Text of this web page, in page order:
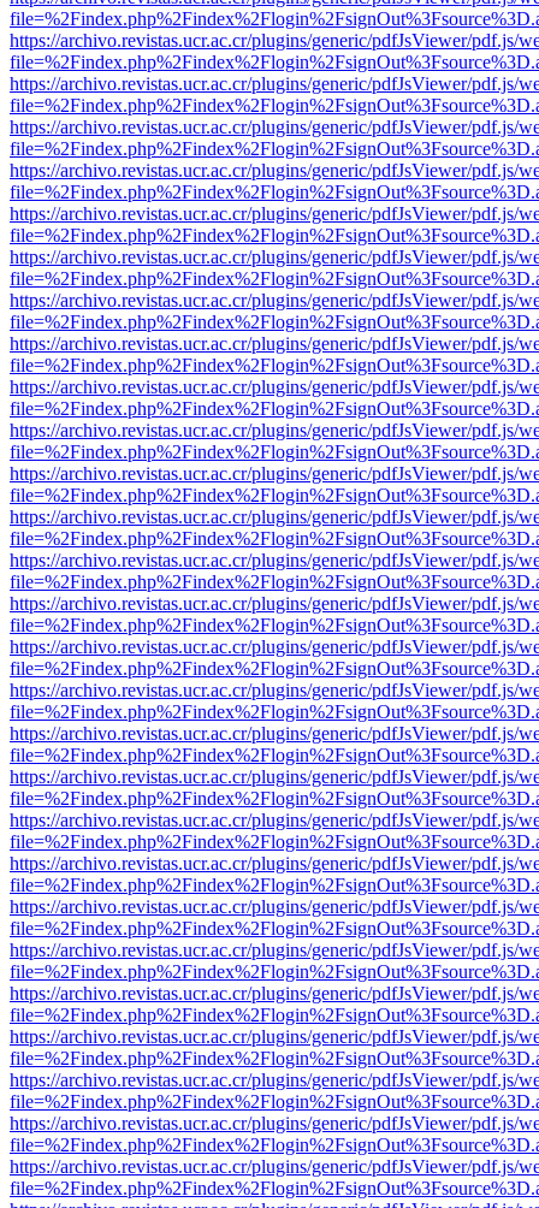
https://archivo.revistas.ucr.ac.cr/plugins/generic/pdfJsViewer/pdf.js/
https://archivo.revistas.ucr.ac.cr/plugins/generic/pdfJsViewer/pdf.js/
https://archivo.revistas.ucr.ac.cr/plugins/generic/pdfJsViewer/pdf.js/
https://archivo.revistas.ucr.ac.cr/plugins/generic/pdfJsViewer/pdf.js/
https://archivo.revistas.ucr.ac.cr/plugins/generic/pdfJsViewer/pdf.js/
https://archivo.revistas.ucr.ac.cr/plugins/generic/pdfJsViewer/pdf.js/
https://archivo.revistas.ucr.ac.cr/plugins/generic/pdfJsViewer/pdf.js/
https://archivo.revistas.ucr.ac.cr/plugins/generic/pdfJsViewer/pdf.js/
https://archivo.revistas.ucr.ac.cr/plugins/generic/pdfJsViewer/pdf.js/
https://archivo.revistas.ucr.ac.cr/plugins/generic/pdfJsViewer/pdf.js/
https://archivo.revistas.ucr.ac.cr/plugins/generic/pdfJsViewer/pdf.js/
https://archivo.revistas.ucr.ac.cr/plugins/generic/pdfJsViewer/pdf.js/
https://archivo.revistas.ucr.ac.cr/plugins/generic/pdfJsViewer/pdf.js/
https://archivo.revistas.ucr.ac.cr/plugins/generic/pdfJsViewer/pdf.js/
https://archivo.revistas.ucr.ac.cr/plugins/generic/pdfJsViewer/pdf.js/
https://archivo.revistas.ucr.ac.cr/plugins/generic/pdfJsViewer/pdf.js/
https://archivo.revistas.ucr.ac.cr/plugins/generic/pdfJsViewer/pdf.js/
https://archivo.revistas.ucr.ac.cr/plugins/generic/pdfJsViewer/pdf.js/
https://archivo.revistas.ucr.ac.cr/plugins/generic/pdfJsViewer/pdf.js/
https://archivo.revistas.ucr.ac.cr/plugins/generic/pdfJsViewer/pdf.js/
https://archivo.revistas.ucr.ac.cr/plugins/generic/pdfJsViewer/pdf.js/
https://archivo.revistas.ucr.ac.cr/plugins/generic/pdfJsViewer/pdf.js/
https://archivo.revistas.ucr.ac.cr/plugins/generic/pdfJsViewer/pdf.js/
https://archivo.revistas.ucr.ac.cr/plugins/generic/pdfJsViewer/pdf.js/
https://archivo.revistas.ucr.ac.cr/plugins/generic/pdfJsViewer/pdf.js/
https://archivo.revistas.ucr.ac.cr/plugins/generic/pdfJsViewer/pdf.js/
https://archivo.revistas.ucr.ac.cr/plugins/generic/pdfJsViewer/pdf.js/